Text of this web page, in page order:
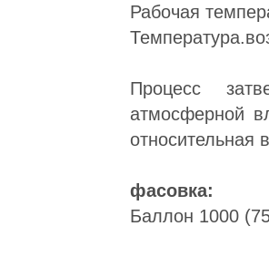
Рабочая
Процесс
атмосферной
относительная
фасовка:
Баллон 1000